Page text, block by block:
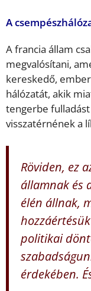
A
A francia állam
megvalósítani,
kereskedő,
hálózatát, akik
tengerbe
visszatérnének a
Röviden, ez
államnak és
élén állnak,
politikai
érdekében.